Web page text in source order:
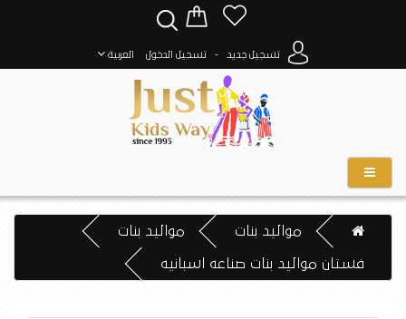
تسجيل جديد - تسجيل الدخول العربية
مواليد بنات مواليد بنات
فستان مواليد بنات صناعه اسبانيه